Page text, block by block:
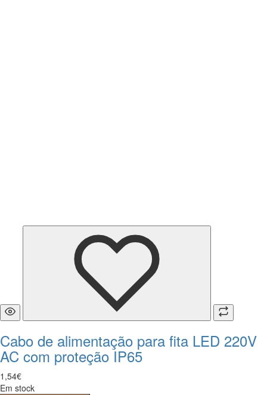
Cabo de alimentação para fita LED 220V
AC com proteção IP65
1 ,54€
Em stock